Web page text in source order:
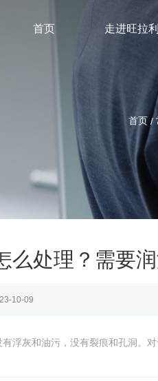
首页 走进旺拉利
首页 /
么处理？需要润
10-09
浮灰和油污，没有裂痕和孔洞。